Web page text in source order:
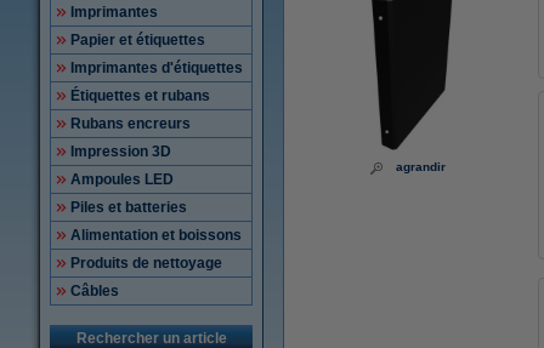
Imprimantes
Papier et étiquettes
Imprimantes d'étiquettes
Étiquettes et rubans
Rubans encreurs
Impression 3D
Ampoules LED
Piles et batteries
Alimentation et boissons
Produits de nettoyage
Câbles
Rechercher un article
agrandir